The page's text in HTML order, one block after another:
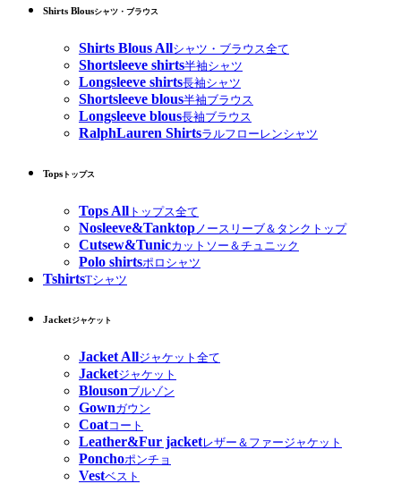
Shirts Blousシャツ・ブラウス
Shirts Blous Allシャツ・ブラウス全て
Shortsleeve shirts半袖シャツ
Longsleeve shirts長袖シャツ
Shortsleeve blous半袖ブラウス
Longsleeve blous長袖ブラウス
RalphLauren Shirtsラルフローレンシャツ
Tops トップス
Tops All トップス全て
Nosleeve&Tanktopノースリーブ＆タンクトップ
Cutsew&Tunicカットソー＆チュニック
Polo shirtsポロシャツ
TshirtsTシャツ
Jacketジャケット
Jacket Allジャケット全て
Jacketジャケット
Blousonブルゾン
Gownガウン
Coatコート
Leather&Fur jacketレザー＆ファージャケット
Ponchoポンチョ
Vestベスト